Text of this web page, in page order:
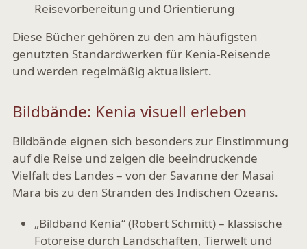
Reisevorbereitung und Orientierung
Diese Bücher gehören zu den am häufigsten
genutzten Standardwerken für Kenia-Reisende
und werden regelmäßig aktualisiert.
Bildbände: Kenia visuell erleben
Bildbände eignen sich besonders zur Einstimmung
auf die Reise und zeigen die beeindruckende
Vielfalt des Landes – von der Savanne der Masai
Mara bis zu den Stränden des Indischen Ozeans.
„Bildband Kenia“ (Robert Schmitt)– klassische
Fotoreise durch Landschaften, Tierwelt und